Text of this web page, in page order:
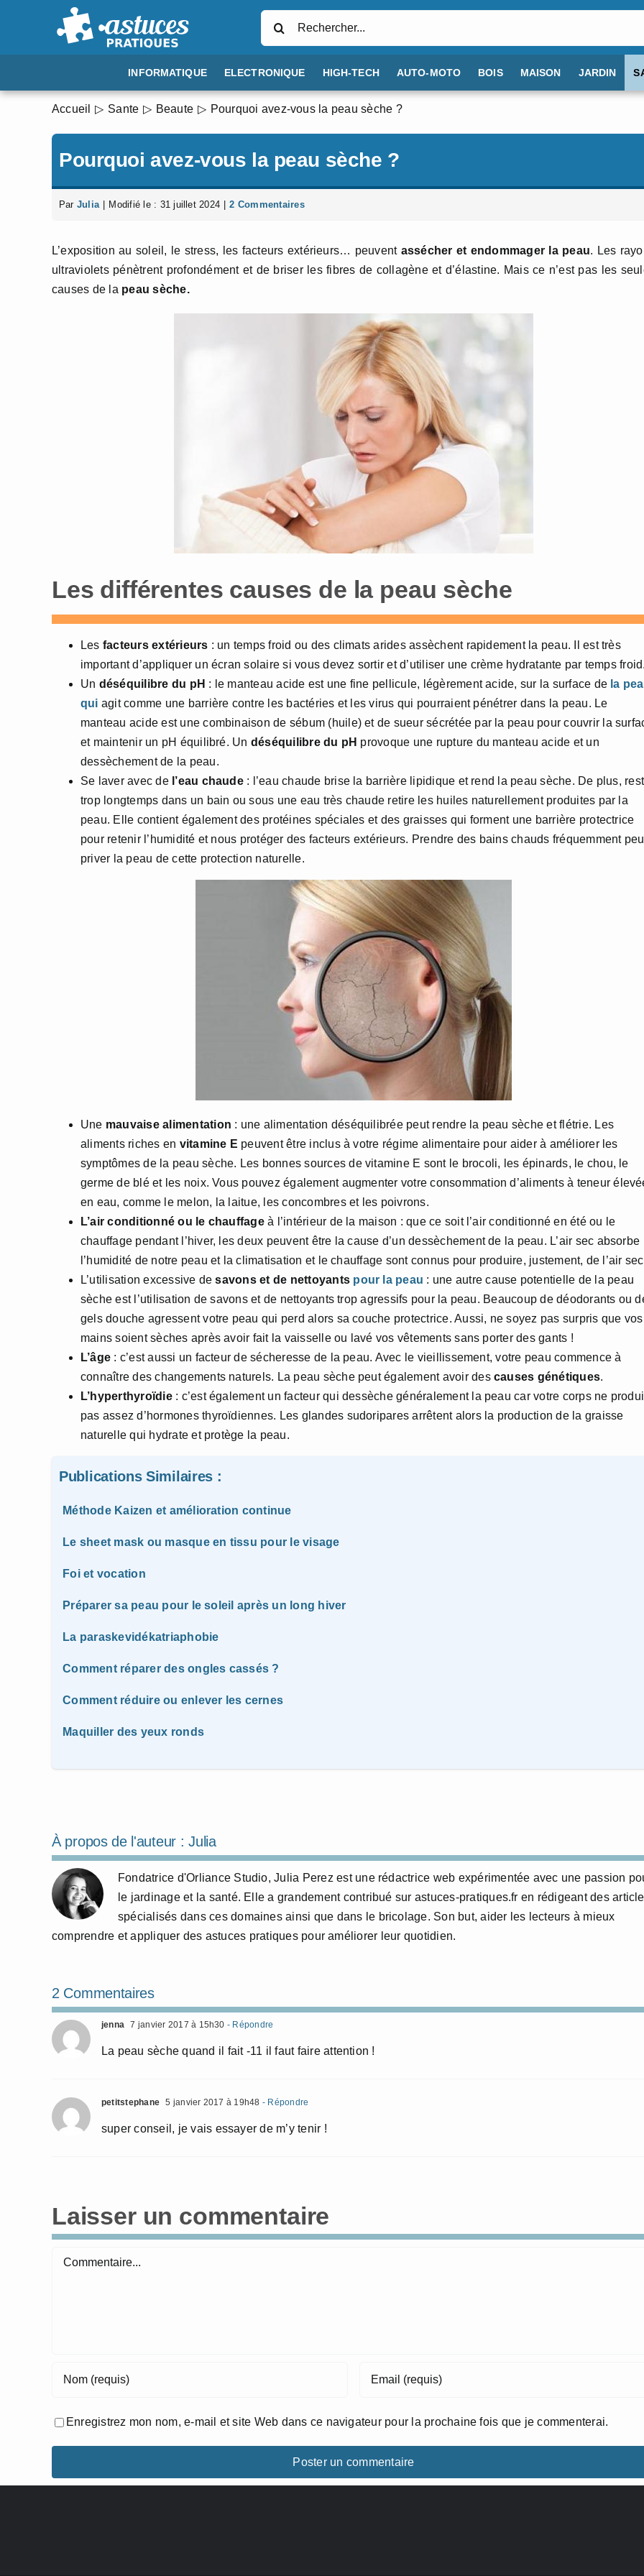
INFORMATIQUE ELECTRONIQUE HIGH-TECH AUTO-MOTO BOIS MAISON JARDIN
Accueil Sante Beaute Pourquoi avez-vous la peau sèche ?
Pourquoi avez-vous la peau sèche ?
Par Julia Modifié le : 31 juillet 2024 2 Commentaires
L’exposition au soleil, le stress, les facteurs extérieurs… peuventassécher et endommager la peau. Les
ultraviolets pénètrent profondément et de briser les fibres de collagène et d’élastine. Mais ce n’est pas les
causes de la peau sèche.
Les différentes causes de la peau sèche
Les facteurs extérieurs : un temps froid ou des climats arides assèchent rapidement la peau. Il est très
important d’appliquer un écran solaire si vous devez sortir et d’utiliser une crème hydratante par temps
Un déséquilibre du pH : le manteau acide est une fine pellicule, légèrement acide, sur la surface de la
qui agit comme une barrière contre les bactéries et les virus qui pourraient pénétrer dans la peau. Le
manteau acide est une combinaison de sébum (huile) et de sueur sécrétée par la peau pour couvrir la
et maintenir un pH équilibré. Un déséquilibre du pH provoque une rupture du manteau acide et un
dessèchement de la peau.
Se laver avec del’eau chaude: l’eau chaude brise la barrière lipidique et rend la peau sèche. De plus,
trop longtemps dans un bain ou sous une eau très chaude retire les huiles naturellement produites par la
peau. Elle contient également des protéines spéciales et des graisses qui forment une barrière protectrice
pour retenir l’humidité et nous protéger des facteurs extérieurs. Prendre des bains chauds fréquemment
priver la peau de cette protection naturelle.
Une mauvaise alimentation : une alimentation déséquilibrée peut rendre la peau sèche et flétrie. Les
aliments riches en vitamine E peuvent être inclus à votre régime alimentaire pour aider à améliorer les
symptômes de la peau sèche. Les bonnes sources de vitamine E sont le brocoli, les épinards, le chou, le
germe de blé et les noix. Vous pouvez également augmenter votre consommation d’aliments à teneur
en eau, comme le melon, la laitue, les concombres et les poivrons.
L’air conditionné ou le chauffageà l’intérieur de la maison : que ce soit l’air conditionné en été ou le
chauffage pendant l’hiver, les deux peuvent être la cause d’un dessèchement de la peau. L’air sec absorbe
l’humidité de notre peau et la climatisation et le chauffage sont connus pour produire, justement, de l’air
L’utilisation excessive desavons et de nettoyants pour la peau : une autre cause potentielle de la peau
sèche est l’utilisation de savons et de nettoyants trop agressifs pour la peau. Beaucoup de déodorants ou
gels douche agressent votre peau qui perd alors sa couche protectrice. Aussi, ne soyez pas surpris que vos
mains soient sèches après avoir fait la vaisselle ou lavé vos vêtements sans porter des gants !
L’âge : c’est aussi un facteur de sécheresse de la peau. Avec le vieillissement, votre peau commence à
connaître des changements naturels. La peau sèche peut également avoir des causes génétiques.
L’hyperthyroïdie: c’est également un facteur qui dessèche généralement la peau car votre corps ne
pas assez d’hormones thyroïdiennes. Les glandes sudoripares arrêtent alors la production de la graisse
naturelle qui hydrate et protège la peau.
Publications Similaires :
Méthode Kaizen et amélioration continue
Le sheet mask ou masque en tissu pour le visage
Foi et vocation
Préparer sa peau pour le soleil après un long hiver
La paraskevidékatriaphobie
Comment réparer des ongles cassés ?
Comment réduire ou enlever les cernes
Maquiller des yeux ronds
À propos de l'auteur :Julia
Fondatrice d'Orliance Studio, Julia Perez est une rédactrice web expérimentée avec une passion
le jardinage et la santé. Elle a grandement contribué sur astuces-pratiques.fr en rédigeant des
spécialisés dans ces domaines ainsi que dans le bricolage. Son but, aider les lecteurs à mieux
comprendre et appliquer des astuces pratiques pour améliorer leur quotidien.
2 Commentaires
jenna 7 janvier 2017 à 15h30 - Répondre
La peau sèche quand il fait -11 il faut faire attention !
petitstephane 5 janvier 2017 à 19h48 - Répondre
super conseil, je vais essayer de m’y tenir !
Laisser un commentaire
Commentaire
Enregistrez mon nom, e-mail et site Web dans ce navigateur pour la prochaine fois que je commenterai.